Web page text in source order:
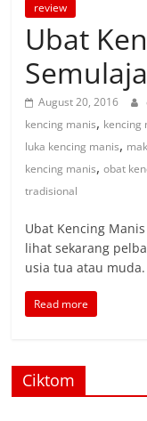
review
Ubat
August 20, 2016
kencing manis, kencing
luka kencing manis,
kencing manis,obat
tradisional
Ubat Kencing
lihat sekarang
usia tua atau
Read more
Ciktom